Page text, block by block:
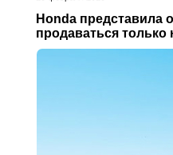
Honda представила
продаваться только